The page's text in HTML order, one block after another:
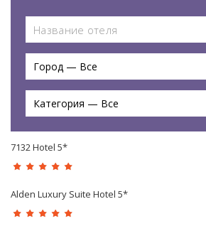
Город — Все
Категория — Все
7132 Hotel 5*
Alden Luxury Suite Hotel 5*